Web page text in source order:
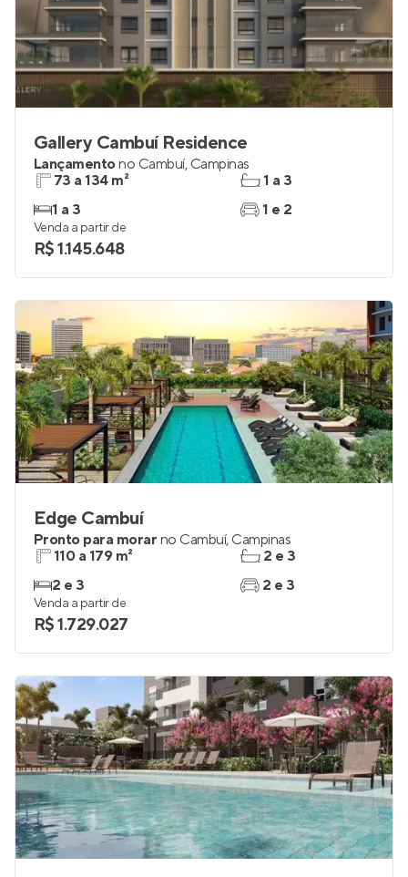
Gallery Cambuí Residence
Lançamentono Cambuí, Campinas
73 a 134 m²
1 a 3
1 a 3
1 e 2
Venda a partir de
R$ 1.145.648
Edge Cambuí
Pronto para morar no Cambuí, Campinas
110 a 179 m²
2 e 3
2 e 3
2 e 3
Venda a partir de
R$ 1.729.027